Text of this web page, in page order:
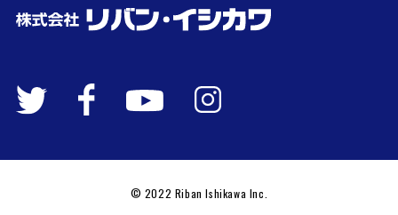
© 2022 Riban Ishikawa Inc.